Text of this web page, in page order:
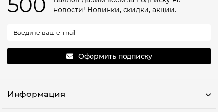
новости! Новинки, скидки, акции.
Оформить подписку
Информация